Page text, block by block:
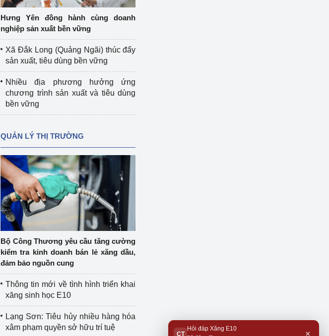
Hưng Yên đồng hành cùng doanh
nghiệp sản xuất bền vững
Xã Đắk Long (Quảng Ngãi) thúc đẩy
sản xuất, tiêu dùng bền vững
Nhiều địa phương hưởng ứng
chương trình sản xuất và tiêu dùng
bền vững
QUẢN LÝ THỊ TRƯỜNG
Bộ Công Thương yêu cầu tăng cường
kiểm tra kinh doanh bán lẻ xăng dầu,
đảm bảo nguồn cung
Thông tin mới về tình hình triển khai
xăng sinh học E10
Lạng Sơn: Tiêu hủy nhiều hàng hóa
xâm phạm quyền sở hữu trí tuệ
CT
Hỏi đáp Xăng E10
×